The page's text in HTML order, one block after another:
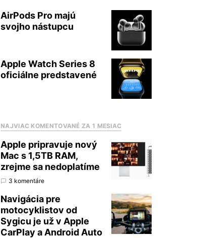
AirPods Pro majú
svojho nástupcu
Apple Watch Series 8
oficiálne predstavené
NAJVIAC KOMENTOVANÉ ZA 1 MESIAC
Apple pripravuje nový
Mac s 1,5TB RAM,
zrejme sa nedoplatíme
3 komentáre
Navigácia pre
motocyklistov od
Sygicu je už v Apple
CarPlay a Android Auto